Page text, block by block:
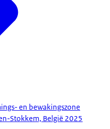
en bewakingszone
Stokkem, België 2025